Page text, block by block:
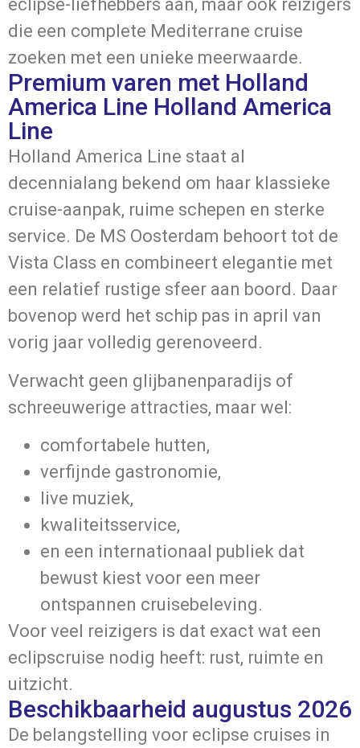
eclipse-liefhebbers aan, maar ook reizigers
die een complete Mediterrane cruise
zoeken met een unieke meerwaarde.
Premium varen met Holland
America Line Holland America
Line
Holland America Line staat al
decennialang bekend om haar klassieke
cruise-aanpak, ruime schepen en sterke
service. De MS Oosterdam behoort tot de
Vista Class en combineert elegantie met
een relatief rustige sfeer aan boord. Daar
bovenop werd het schip pas in april van
vorig jaar volledig gerenoveerd.
Verwacht geen glijbanenparadijs of
schreeuwerige attracties, maar wel:
comfortabele hutten,
verfijnde gastronomie,
live muziek,
kwaliteitsservice,
en een internationaal publiek dat
bewust kiest voor een meer
ontspannen cruisebeleving.
Voor veel reizigers is dat exact wat een
eclipscruise nodig heeft: rust, ruimte en
uitzicht.
Beschikbaarheid augustus 2026
De belangstelling voor eclipse cruises in